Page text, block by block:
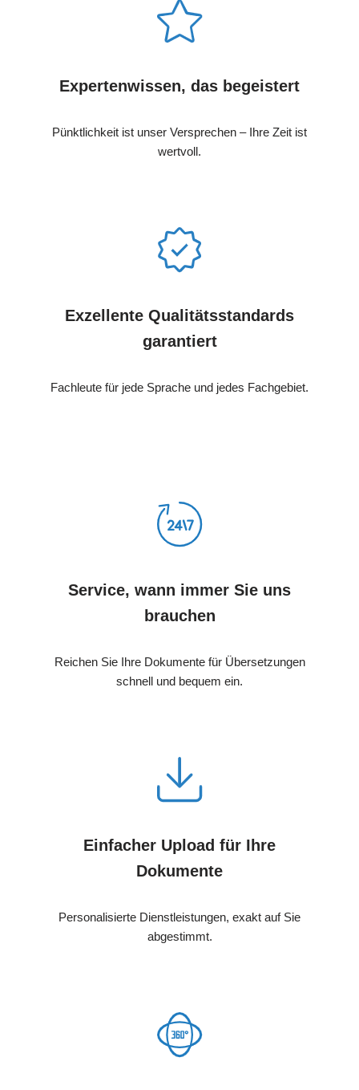
Expertenwissen, das begeistert
Pünktlichkeit ist unser Versprechen – Ihre Zeit ist
wertvoll.
Exzellente Qualitätsstandards
garantiert
Fachleute für jede Sprache und jedes Fachgebiet.
Service, wann immer Sie uns
brauchen
Reichen Sie Ihre Dokumente für Übersetzungen
schnell und bequem ein.
Einfacher Upload für Ihre
Dokumente
Personalisierte Dienstleistungen, exakt auf Sie
abgestimmt.